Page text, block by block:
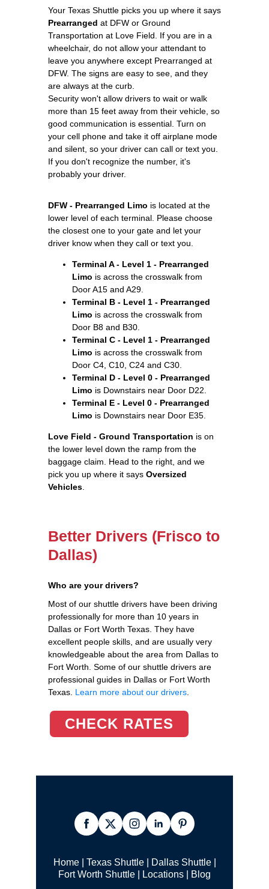
Your Texas Shuttle picks you up where it says
Prearranged at DFW or Ground
Transportation at Love Field. If you are in a
wheelchair, do not allow your attendant to
leave you anywhere except Prearranged at
DFW. The signs are easy to see, and they
are always at the curb.
Security won't allow drivers to wait or walk
more than 15 feet away from their vehicle, so
good communication is essential. Turn on
your cell phone and take it off airplane mode
and silent, so your driver can call or text you.
If you don't recognize the number, it's
probably your driver.
DFW - Prearranged Limo is located at the
lower level of each terminal. Please choose
the closest one to your gate and let your
driver know when they call or text you.
Terminal A - Level 1 - Prearranged
Limo is across the crosswalk from
Door A15 and A29.
Terminal B - Level 1 - Prearranged
Limo is across the crosswalk from
Door B8 and B30.
Terminal C - Level 1 - Prearranged
Limo is across the crosswalk from
Door C4, C10, C24 and C30.
Terminal D - Level 0 - Prearranged
Limo is Downstairs near Door D22.
Terminal E - Level 0 - Prearranged
Limo is Downstairs near Door E35.
Love Field - Ground Transportation is on
the lower level down the ramp from the
baggage claim. Head to the right, and we
pick you up where it says Oversized
Vehicles
Better Drivers (Frisco to
Dallas)
Who are your drivers?
Most of our shuttle drivers have been driving
professionally for more than 10 years in
Dallas or Fort Worth Texas. They have
excellent people skills, and are usually very
knowledgeable about the area from Dallas to
Fort Worth. Some of our shuttle drivers are
professional guides in Dallas or Fort Worth
Texas. Learn more about our drivers
CHECK RATES
Home| Texas Shuttle| Dallas Shuttle|
Fort Worth Shuttle
Locations Blog